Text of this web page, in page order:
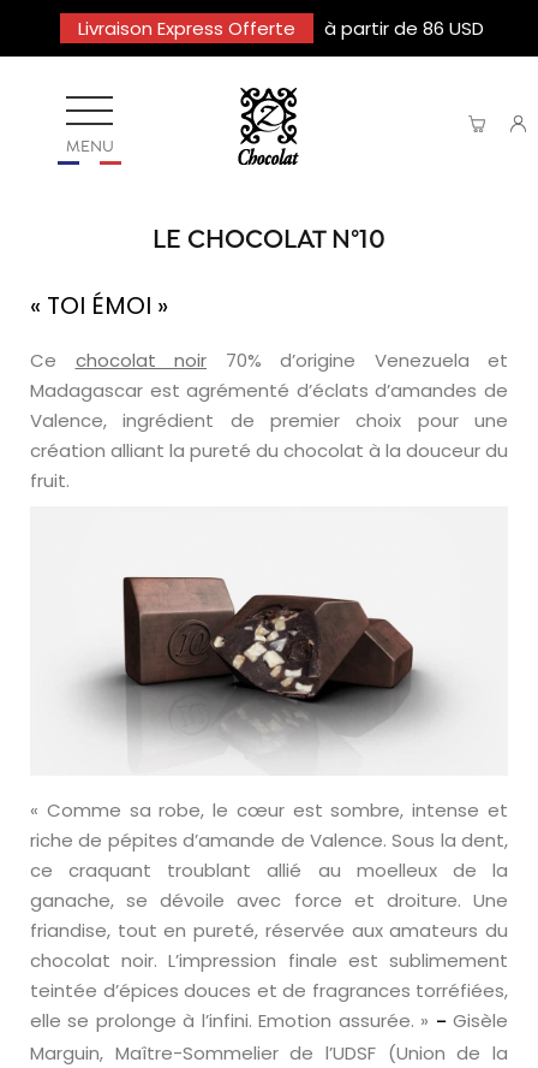
Livraison Express Offerte à partir de 86 USD
MENU
LE CHOCOLAT N°10
« TOI ÉMOI »
Ce chocolat noir 70% d’origine Venezuela et
Madagascar est agrémenté d’éclats d’amandes de
Valence, ingrédient de premier choix pour une
création alliant la pureté du chocolat à la douceur du
fruit.
« Comme sa robe, le cœur est sombre, intense et
riche de pépites d’amande de Valence. Sous la dent,
ce craquant troublant allié au moelleux de la
ganache, se dévoile avec force et droiture. Une
friandise, tout en pureté, réservée aux amateurs du
chocolat noir. L’impression finale est sublimement
teintée d’épices douces et de fragrances torréfiées,
elle se prolonge à l’infini. Emotion assurée. » –Gisèle
Marguin, Maître-Sommelier de l’UDSF (Union de la